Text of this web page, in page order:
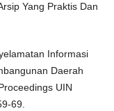
Yang Praktis Dan
Informasi
Daerah
UIN
69.